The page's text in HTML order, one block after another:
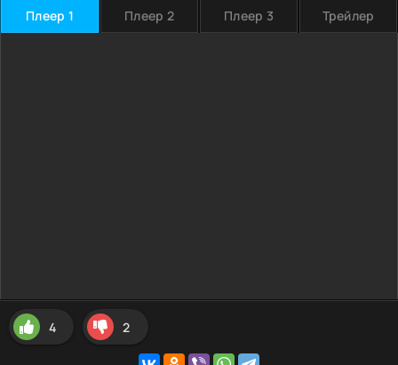
Плеер 1 Плеер 2 Плеер 3 Трейлер
4 2